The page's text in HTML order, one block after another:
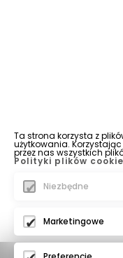
Ta strona korzysta z
użytkowania.
przez nas wszystkich
Polityki plików cookie
Niezbędne
Marketingowe